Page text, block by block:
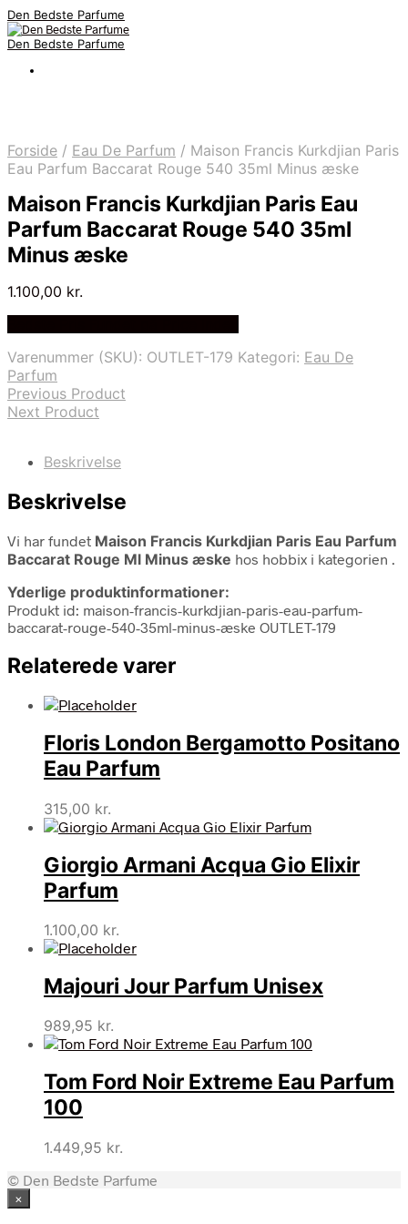
Den Bedste Parfume
Den Bedste Parfume
Forside / Eau De Parfum / Maison Francis Kurkdjian Paris
Eau Parfum Baccarat Rouge 540 35ml Minus æske
Maison Francis Kurkdjian Paris Eau
Parfum Baccarat Rouge 540 35ml
Minus æske
1.100,00 kr.
Varenummer (SKU): OUTLET-179 Kategori: Eau De
Parfum
Previous Product
Next Product
Beskrivelse
Beskrivelse
Vi har fundet Maison Francis Kurkdjian Paris Eau Parfum
Baccarat Rouge Ml Minus æske hos hobbix i kategorien .
Yderlige produktinformationer:
Produkt id: maison-francis-kurkdjian-paris-eau-parfum-
baccarat-rouge-540-35ml-minus-æske OUTLET-179
Relaterede varer
Floris London Bergamotto Positano
Eau Parfum
315,00 kr.
Giorgio Armani Acqua Gio Elixir
Parfum
1.100,00 kr.
Majouri Jour Parfum Unisex
989,95 kr.
Tom Ford Noir Extreme Eau Parfum
100
1.449,95 kr.
© Den Bedste Parfume
×